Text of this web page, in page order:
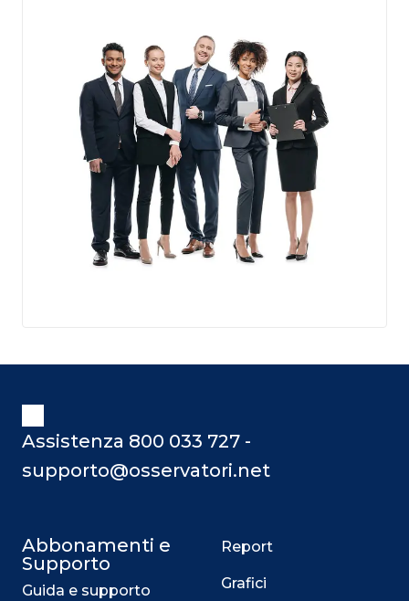
Assistenza 800 033 727 -
supporto@osservatori.net
Abbonamenti e
Supporto
Guida e supporto
Report
Grafici